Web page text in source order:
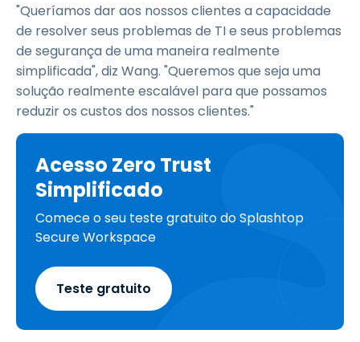
"Queríamos dar aos nossos clientes a capacidade
de resolver seus problemas de TI e seus problemas
de segurança de uma maneira realmente
simplificada", diz Wang. "Queremos que seja uma
solução realmente escalável para que possamos
reduzir os custos dos nossos clientes."
Acesso Zero Trust
Simplificado
Comece o seu teste gratuito do Splashtop
Secure Workspace
Teste gratuito